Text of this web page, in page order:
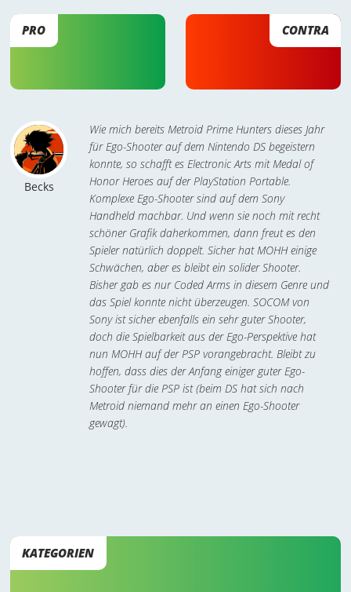
PRO CONTRA
Becks
Wie mich bereits Metroid Prime Hunters dieses Jahr
für Ego-Shooter auf dem Nintendo DS begeistern
konnte, so schafft es Electronic Arts mit Medal of
Honor Heroes auf der PlayStation Portable.
Komplexe Ego-Shooter sind auf dem Sony
Handheld machbar. Und wenn sie noch mit recht
schöner Grafik daherkommen, dann freut es den
Spieler natürlich doppelt. Sicher hat MOHH einige
Schwächen, aber es bleibt ein solider Shooter.
Bisher gab es nur Coded Arms in diesem Genre und
das Spiel konnte nicht überzeugen. SOCOM von
Sony ist sicher ebenfalls ein sehr guter Shooter,
doch die Spielbarkeit aus der Ego-Perspektive hat
nun MOHH auf der PSP vorangebracht. Bleibt zu
hoffen, dass dies der Anfang einiger guter Ego-
Shooter für die PSP ist (beim DS hat sich nach
Metroid niemand mehr an einen Ego-Shooter
gewagt).
KATEGORIEN